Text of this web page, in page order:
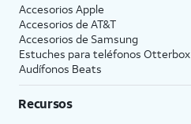
Accesorios Apple
Accesorios de AT&T
Accesorios de Samsung
Estuches para teléfonos Otterbox
Audífonos Beats
Recursos